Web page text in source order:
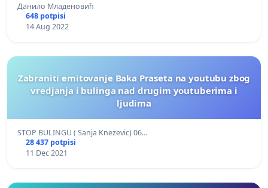
Данило Младеновић
648 potpisi
14 Aug 2022
Zabraniti emitovanje Baka Praseta na youtubu zbog
vredjanja i bulinga nad drugim youtuberima i
ljudima
STOP BULINGU ( Sanja Knezevic) 06…
28 437 potpisi
11 Dec 2021